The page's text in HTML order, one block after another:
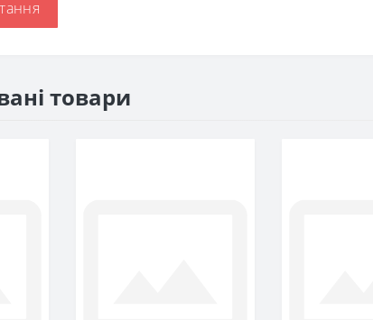
товари